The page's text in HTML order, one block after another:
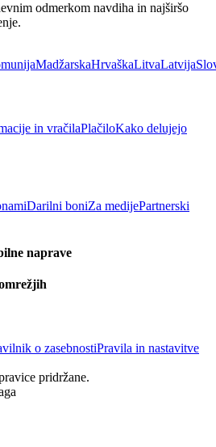
odmerkom navdiha in najširšo
MadžarskaHrvaškaLitvaLatvija
in vračilaPlačiloKako delujejo
Darilni boniZa medijePartnerski
naprave
o zasebnostiPravila in nastavitve
pridržane.